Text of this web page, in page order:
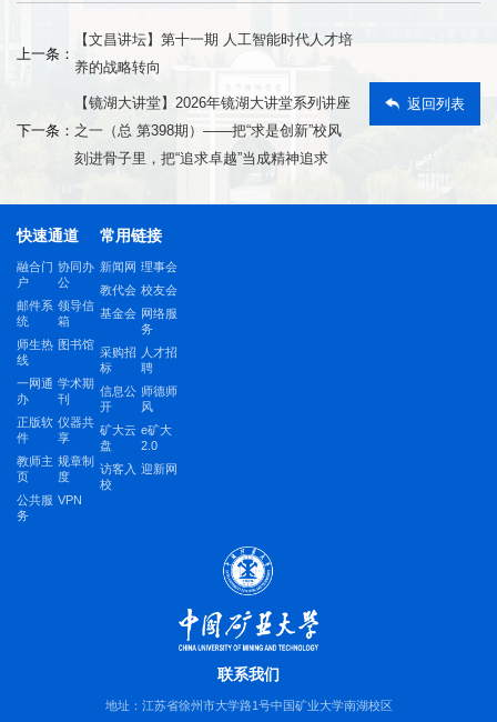
上一条：
【文昌讲坛】第十一期 人工智能时代人才培
养的战略转向
下一条：
【镜湖大讲堂】2026年镜湖大讲堂系列讲座
之一（总 第398期）——把“求是创新”校风
刻进骨子里，把“追求卓越”当成精神追求
返回列表
快速通道
融合门
户
协同办
公
邮件系
统
领导信
箱
师生热
线
图书馆
一网通
办
学术期
刊
正版软
件
仪器共
享
教师主
页
规章制
度
公共服
务
VPN
常用链接
新闻网 理事会
教代会 校友会
基金会 网络服
务
采购招
标
人才招
聘
信息公
开
师德师
风
矿大云
盘
e矿大
2.0
访客入
校
迎新网
联系我们
地址：江苏省徐州市大学路1号中国矿业大学南湖校区